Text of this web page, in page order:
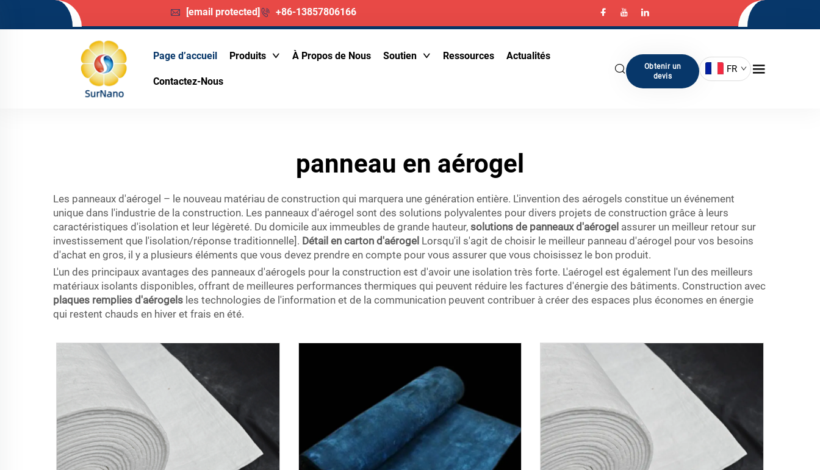
[email protected] +86-13857806166
Page d’accueil Produits À Propos de Nous Soutien Ressources Actualités
Contactez-Nous
Obtenir un
devis
FR
panneau en aérogel
Les panneaux d'aérogel – le nouveau matériau de construction qui marquera une génération entière. L'invention des aérogels constitue un événement
unique dans l'industrie de la construction. Les panneaux d'aérogel sont des solutions polyvalentes pour divers projets de construction grâce à leurs
caractéristiques d'isolation et leur légèreté. Du domicile aux immeubles de grande hauteur, solutions de panneaux d'aérogel assurer un meilleur retour sur
investissement que l'isolation/réponse traditionnelle]. Détail en carton d'aérogel Lorsqu'il s'agit de choisir le meilleur panneau d'aérogel pour vos besoins
d'achat en gros, il y a plusieurs éléments que vous devez prendre en compte pour vous assurer que vous choisissez le bon produit.
L'un des principaux avantages des panneaux d'aérogels pour la construction est d'avoir une isolation très forte. L'aérogel est également l'un des meilleurs
matériaux isolants disponibles, offrant de meilleures performances thermiques qui peuvent réduire les factures d'énergie des bâtiments. Construction avec
plaques remplies d'aérogels les technologies de l'information et de la communication peuvent contribuer à créer des espaces plus économes en énergie
qui restent chauds en hiver et frais en été.